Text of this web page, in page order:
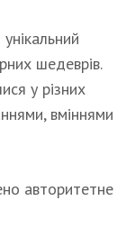
шедеврів.
у різних
вміннями
авторитетне